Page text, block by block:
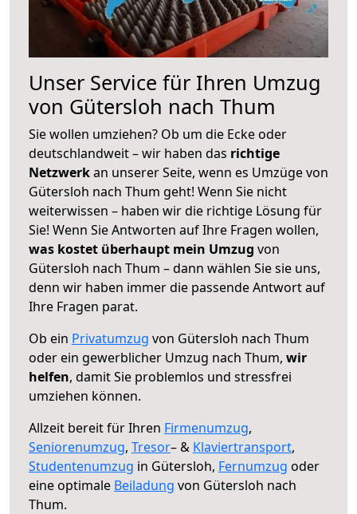
Unser Service für Ihren Umzug
von Gütersloh nach Thum
Sie wollen umziehen? Ob um die Ecke oder
deutschlandweit – wir haben das richtige
Netzwerkan unserer Seite, wenn es Umzüge von
Gütersloh nach Thum geht! Wenn Sie nicht
weiterwissen – haben wir die richtige Lösung für
Sie! Wenn Sie Antworten auf Ihre Fragen wollen,
was kostet überhaupt mein Umzug von
Gütersloh nach Thum – dann wählen Sie sie uns,
denn wir haben immer die passende Antwort auf
Ihre Fragen parat.
Ob ein Privatumzug von Gütersloh nach Thum
oder ein gewerblicher Umzug nach Thum, wir
helfen, damit Sie problemlos und stressfrei
umziehen können.
Allzeit bereit für Ihren Firmenumzug,
Seniorenumzug, Tresor– & Klaviertransport,
Studentenumzug in Gütersloh, Fernumzug oder
eine optimale Beiladung von Gütersloh nach
Thum.